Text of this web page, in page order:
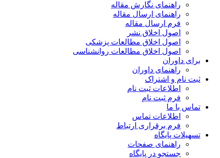
راهنمای نگارش مقاله
راهنمای ارسال مقاله
فرم ارسال مقاله
اصول اخلاق نشر
اصول اخلاق مطالعات پزشکی
اصول اخلاق مطالعات روانشناسی
برای داوران
راهنمای داوران
ثبت نام و اشتراک
اطلاعات ثبت نام
فرم ثبت نام
تماس با ما
اطلاعات تماس
فرم برقراری ارتباط
تسهیلات پایگاه
راهنمای صفحات
جستجو در پایگاه